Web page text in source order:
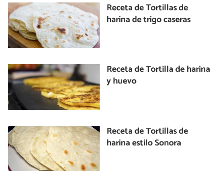
Receta de Tortillas de
harina de trigo caseras
Receta de Tortilla de harina
y huevo
Receta de Tortillas de
harina estilo Sonora